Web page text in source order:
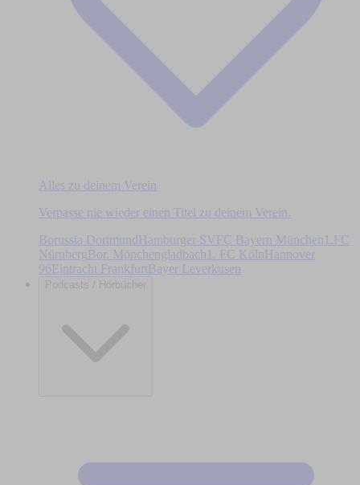
Alles zu deinem Verein
Verpasse nie wieder einen Titel zu deinem Verein.
Borussia DortmundHamburger SV FC Bayern München
1.FC
Nürnberg Bor. Mönchengladbach 1. FC Köln
Hannover
96Eintracht Frankfurt Bayer Leverkusen
Podcasts / Hörbücher